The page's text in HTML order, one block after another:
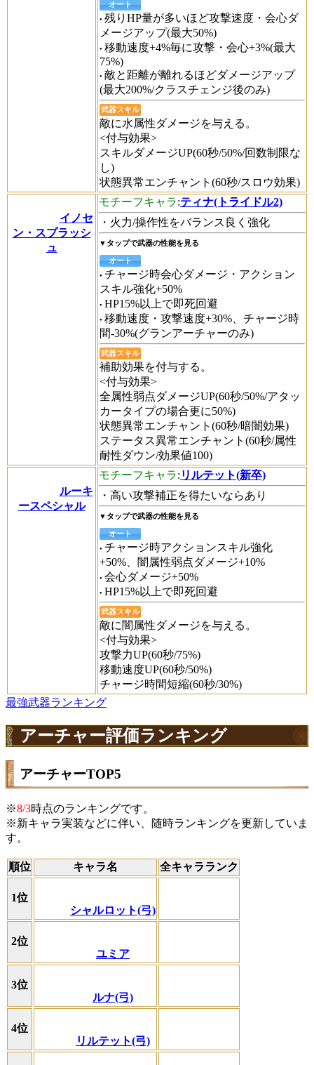
オート
残りHP量が多いほど攻撃速度・会心ダ
メージアップ(最大50%)
移動速度+4%毎に攻撃・会心+3%(最大
75%)
敵と距離が離れるほどダメージアップ
(最大200%/クラスチェンジ後のみ)
武器スキル
敵に水属性ダメージを与える。
<付与効果>
スキルダメージUP(60秒/50%/回数制限な
し)
状態異常エンチャント(60秒/スロウ効果)
イノセ
ン・スプラッシ
ュ
モチーフキャラ:ティナ(トライドル2)
・火力/操作性をバランス良く強化
▼タップで武器の性能を見る
オート
チャージ時会心ダメージ・アクション
スキル強化+50%
HP15%以上で即死回避
移動速度・攻撃速度+30%、チャージ時
間-30%(グランアーチャーのみ)
武器スキル
補助効果を付与する。
<付与効果>
全属性弱点ダメージUP(60秒/50%/アタッ
カータイプの場合更に50%)
状態異常エンチャント(60秒/暗闇効果)
ステータス異常エンチャント(60秒/属性
耐性ダウン/効果値100)
ルーキ
ースペシャル
モチーフキャラ: リルテット(新卒)
・高い攻撃補正を得たいならあり
▼タップで武器の性能を見る
オート
チャージ時アクションスキル強化
+50%、闇属性弱点ダメージ+10%
会心ダメージ+50%
HP15%以上で即死回避
武器スキル
敵に闇属性ダメージを与える。
<付与効果>
攻撃力UP(60秒/75%)
移動速度UP(60秒/50%)
チャージ時間短縮(60秒/30%)
最強武器ランキング
アーチャー評価ランキング
アーチャーTOP5
※8/3時点のランキングです。
※新キャラ実装などに伴い、随時ランキングを更新していま
す。
順位 キャラ名 全キャラランク
1位
シャルロット(弓)
2位
ユミア
3位
ルナ(弓)
4位
リルテット(弓)